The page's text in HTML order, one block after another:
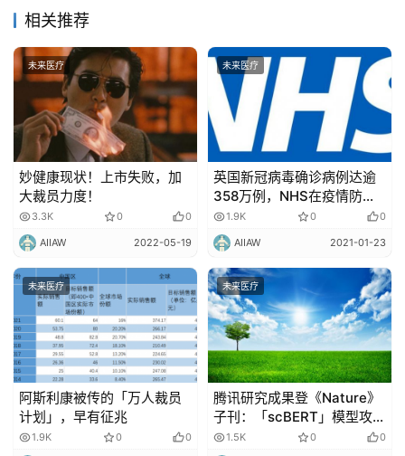
驶
智
慧
城
市
更
多
内
容
相关推荐
未来医疗
妙健康现状！上市失败，加
大裁员力度！
3.3K 0 0
AIIAW 2022-05-19
未来医疗
英国新冠病毒确诊病例达逾
358万例，NHS在疫情防控
上投入了更多科技的力量！
1.9K 0 0
AIIAW 2021-01-23
未来医疗
阿斯利康被传的「万人裁员
计划」，早有征兆
1.9K 0 0
未来医疗
腾讯研究成果登《Nature》
子刊：「scBERT」模型攻克
单细胞测序数据分析痛点
1.5K 0 0